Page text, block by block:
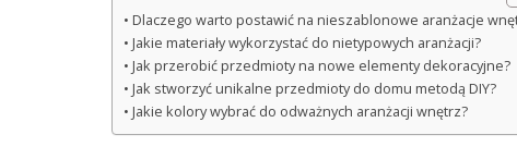
Dlaczego warto postawić na nieszablonowe aranżacje
Jakie materiały wykorzystać do nietypowych aranżacji?
Jak przerobić przedmioty na nowe elementy dekoracyjne?
Jak stworzyć unikalne przedmioty do domu metodą DIY?
Jakie kolory wybrać do odważnych aranżacji wnętrz?